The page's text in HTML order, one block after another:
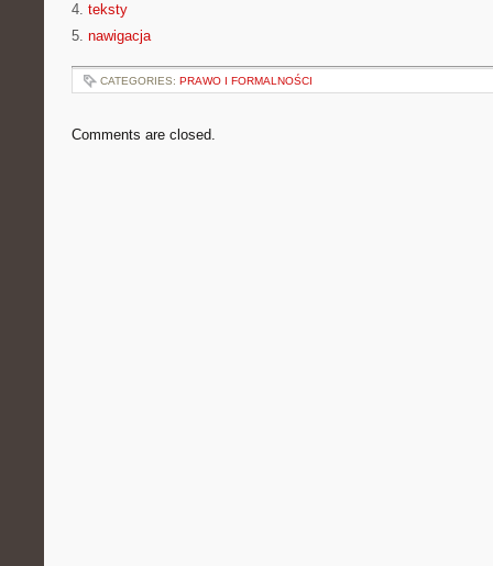
4. teksty
5. nawigacja
CATEGORIES: PRAWO I FORMALNOŚCI
Comments are closed.